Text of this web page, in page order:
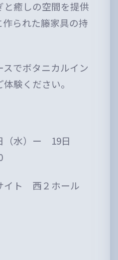
癒しの空間を提供
られた籐家具の持
でボタニカルイン
験ください。
（水）ー 19日
イト 西２ホール